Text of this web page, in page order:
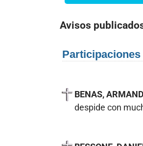
Avisos
Participaciones
BENAS,
despide con